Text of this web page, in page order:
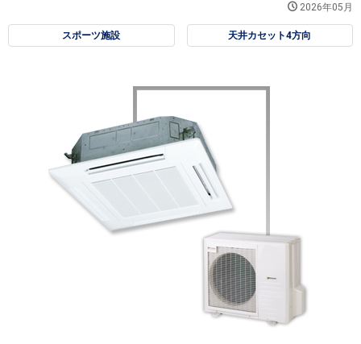
2026年05月
スポーツ施設 天井カセット4方向